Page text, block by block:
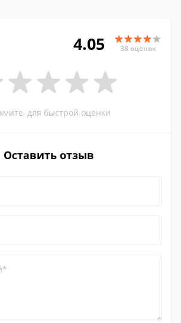
4.05 38 оценок
для быстрой оценки
Оставить отзыв